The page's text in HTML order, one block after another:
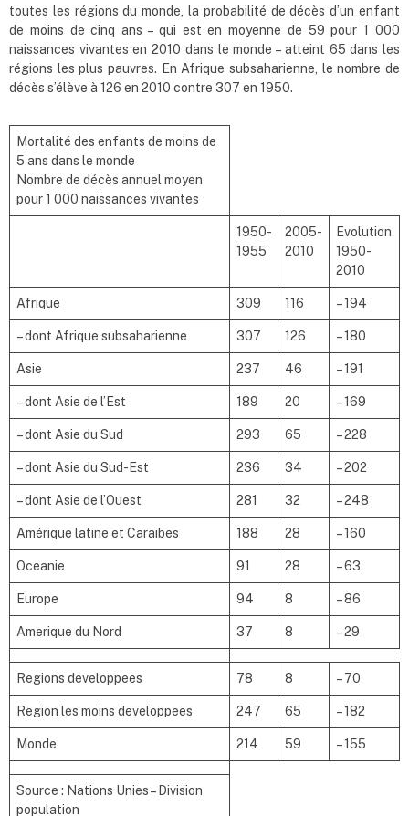
toutes les régions du monde, la probabilité de décès d’un enfant
de moins de cinq ans – qui est en moyenne de 59 pour 1 000
naissances vivantes en 2010 dans le monde – atteint 65 dans les
régions les plus pauvres. En Afrique subsaharienne, le nombre de
décès s’élève à 126 en 2010 contre 307 en 1950.
Mortalité des enfants de moins de
5 ans dans le monde
Nombre de décès annuel moyen
pour 1 000 naissances vivantes
1950-
1955
2005-
2010
Evolution
1950-
2010
Afrique 309 116 – 194
– dont Afrique subsaharienne 307 126 – 180
Asie 237 46 – 191
– dont Asie de l’Est 189 20 – 169
– dont Asie du Sud 293 65 – 228
– dont Asie du Sud-Est 236 34 – 202
– dont Asie de l’Ouest 281 32 – 248
Amérique latine et Caraibes 188 28 – 160
Oceanie 91 28 – 63
Europe 94 8 – 86
Amerique du Nord 37 8 – 29
Regions developpees 78 8 – 70
Region les moins developpees 247 65 – 182
Monde 214 59 – 155
Source : Nations Unies – Division
population